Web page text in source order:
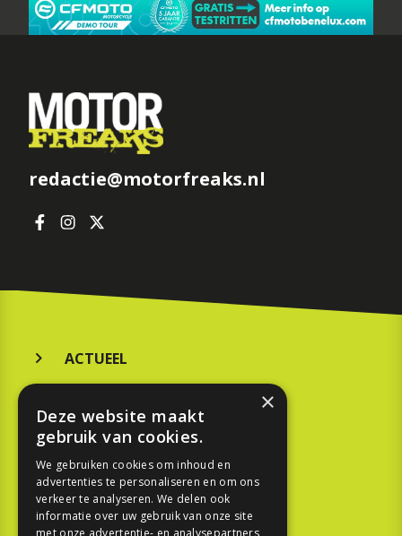
redactie@motorfreaks.nl
ACTUEEL
KOOPGIDS
TESTEN
SPORT
×
Deze website maakt
gebruik van cookies.
We gebruiken cookies om inhoud en
advertenties te personaliseren en om ons
verkeer te analyseren. We delen ook
informatie over uw gebruik van onze site
met onze advertentie- en analysepartners,